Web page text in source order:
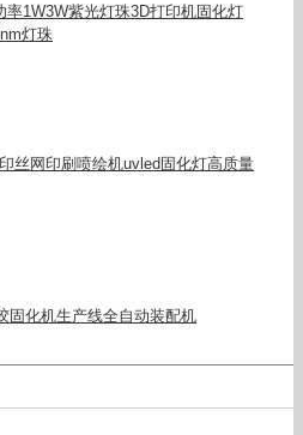
率1W3W紫光灯珠3D打印机固化灯
灯珠
丝网印刷喷绘机uvled固化灯高质量
固化机生产线全自动装配机